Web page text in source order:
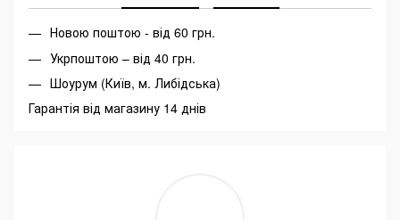
Новою поштою - від 60 грн.
Укрпоштою – від 40 грн.
Шоурум (Київ, м. Либідська)
Гарантія від магазину 14 днів